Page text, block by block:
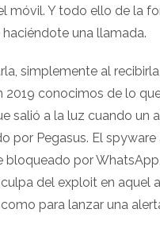
Y todo ello de la
una llamada.
simplemente al
conocimos de lo
salió a la luz cuando un
por Pegasus. El
bloqueado por
del exploit en aquel
para lanzar una